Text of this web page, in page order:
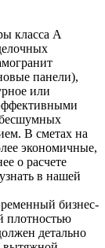
класса A
панели),
или
бесшумных
В сметах на
экономичные,
о расчете
в нашей
бизнес-
плотностью
детально